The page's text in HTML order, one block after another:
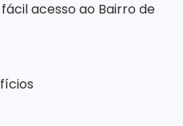
acesso ao Bairro de